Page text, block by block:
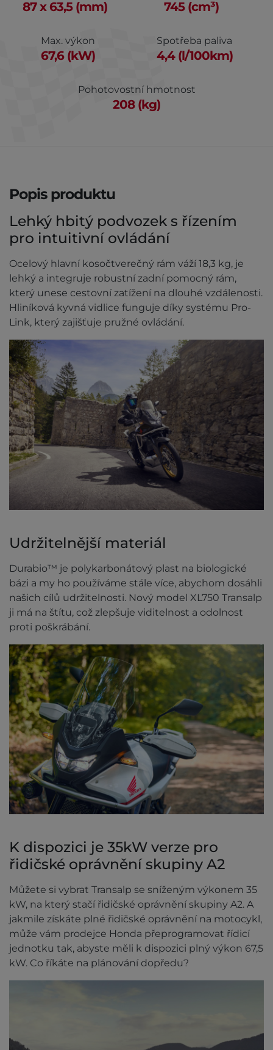
87 x 63,5 (mm) 745 (cm³)
Max. výkon
67,6 (kW)
Spotřeba paliva
4,4 (l/100km)
Pohotovostní hmotnost
208 (kg)
Popis produktu
Lehký hbitý podvozek s řízením
pro intuitivní ovládání
Ocelový hlavní kosočtverečný rám váží 18,3 kg, je
lehký a integruje robustní zadní pomocný rám,
který unese cestovní zatížení na dlouhé vzdálenosti.
Hliníková kyvná vidlice funguje díky systému Pro-
Link, který zajišťuje pružné ovládání.
Udržitelnější materiál
Durabio™ je polykarbonátový plast na biologické
bázi a my ho používáme stále více, abychom dosáhli
našich cílů udržitelnosti. Nový model XL750 Transalp
ji má na štítu, což zlepšuje viditelnost a odolnost
proti poškrábání.
K dispozici je 35kW verze pro
řidičské oprávnění skupiny A2
Můžete si vybrat Transalp se sníženým výkonem 35
kW, na který stačí řidičské oprávnění skupiny A2. A
jakmile získáte plné řidičské oprávnění na motocykl,
může vám prodejce Honda přeprogramovat řídicí
jednotku tak, abyste měli k dispozici plný výkon 67,5
kW. Co říkáte na plánování dopředu?